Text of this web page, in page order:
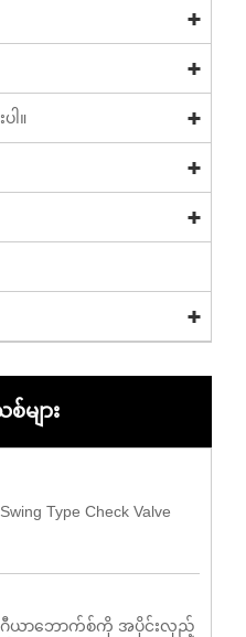
ါ။
ျား
Swing Type Check Valve
ဂီယာဘောက်စ်ကို အပိုင်းလှည့်